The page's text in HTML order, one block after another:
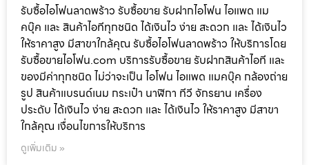
รับซื้อไอโฟนลาดพร้าว รับซื้อขาย รับฝากไอโฟน ไอแพด แม
คบุ๊ค และ สินค้าไอทีทุกชนิด ได้เงินไว ง่าย สะดวก และ ได้เงินไว
ให้ราคาสูง มีสาขาใกล้คุณ รับซื้อไอโฟนลาดพร้าว ให้บริการโดย
รับซื้อขายไอโฟน.com บริการรับซื้อขาย รับฝากสินค้าไอที และ
ของมีค่าทุกชนิด ไม่ว่าจะเป็น ไอโฟน ไอแพด แมคบุ๊ค กล้องถ่าย
รูป สินค้าแบรนด์เนม กระเป๋า นาฬิกา ทีวี จักรยาน เครื่อง
ประดับ ได้เงินไว ง่าย สะดวก และ ได้เงินไว ให้ราคาสูง มีสาขา
ใกล้คุณ เงื่อนไขการให้บริการ
ดูเพิ่มเติม »